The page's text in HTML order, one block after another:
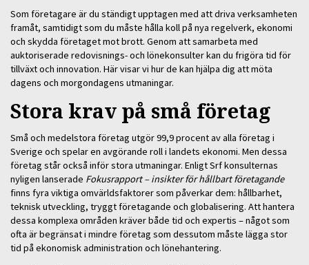
Som företagare är du ständigt upptagen med att driva verksamheten
framåt, samtidigt som du måste hålla koll på nya regelverk, ekonomi
och skydda företaget mot brott. Genom att samarbeta med
auktoriserade redovisnings- och lönekonsulter kan du frigöra tid för
tillväxt och innovation. Här visar vi hur de kan hjälpa dig att möta
dagens och morgondagens utmaningar.
Stora krav på små företag
Små och medelstora företag utgör 99,9 procent av alla företag i
Sverige och spelar en avgörande roll i landets ekonomi. Men dessa
företag står också inför stora utmaningar. Enligt Srf konsulternas
nyligen lanserade Fokusrapport – insikter för hållbart företagande
finns fyra viktiga omvärldsfaktorer som påverkar dem: hållbarhet,
teknisk utveckling, tryggt företagande och globalisering. Att hantera
dessa komplexa områden kräver både tid och expertis – något som
ofta är begränsat i mindre företag som dessutom måste lägga stor
tid på ekonomisk administration och lönehantering.